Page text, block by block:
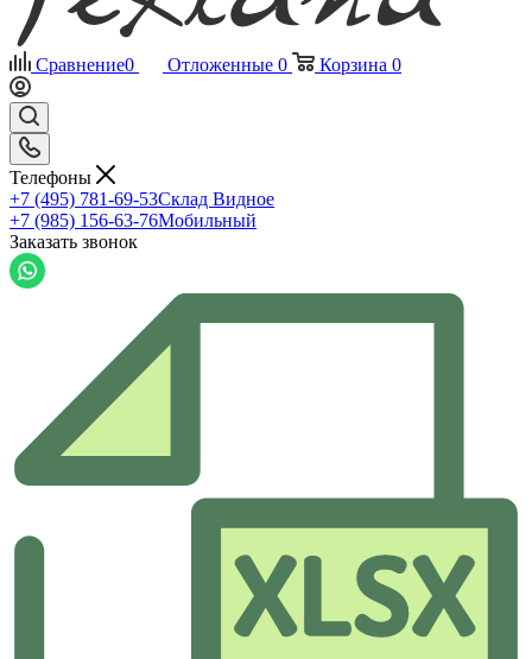
Сравнение0 Отложенные 0 Корзина 0
Телефоны
+7 (495) 781-69-53Склад Видное
+7 (985) 156-63-76Мобильный
Заказать звонок